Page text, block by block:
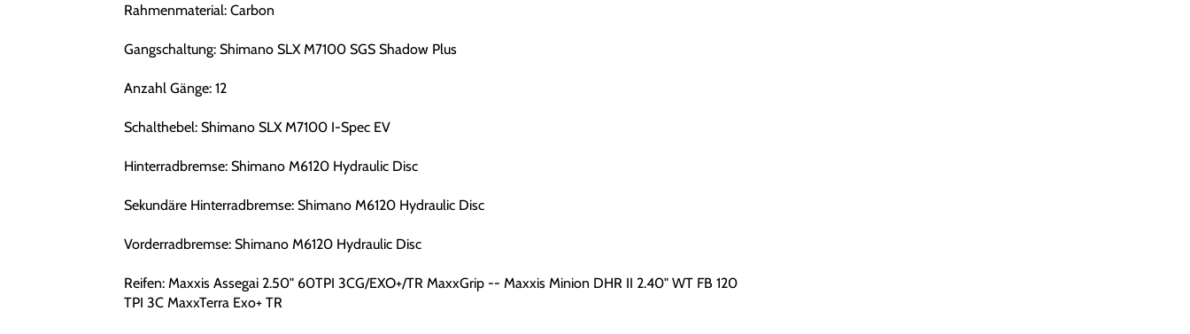
Rahmenmaterial: Carbon
Gangschaltung: Shimano SLX M7100 SGS Shadow Plus
Anzahl Gänge: 12
Schalthebel: Shimano SLX M7100 I-Spec EV
Hinterradbremse: Shimano M6120 Hydraulic Disc
Sekundäre Hinterradbremse: Shimano M6120 Hydraulic Disc
Vorderradbremse: Shimano M6120 Hydraulic Disc
Reifen: Maxxis Assegai 2.50" 60TPI 3CG/EXO+/TR MaxxGrip -- Maxxis Minion DHR II 2.40" WT FB 120
TPI 3C MaxxTerra Exo+ TR